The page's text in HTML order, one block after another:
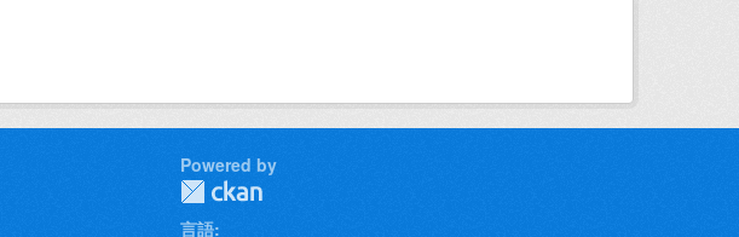
Powered by
言語